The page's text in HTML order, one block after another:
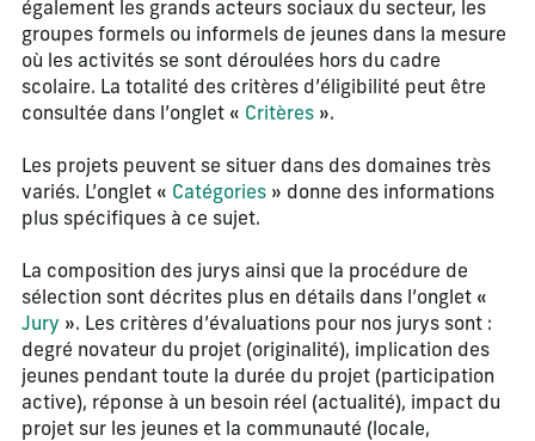
également les grands acteurs sociaux du secteur, les
groupes formels ou informels de jeunes dans la mesure
où les activités se sont déroulées hors du cadre
scolaire. La totalité des critères d’éligibilité peut être
consultée dans l’onglet « Critères».
Les projets peuvent se situer dans des domaines très
variés. L’onglet « Catégories» donne des informations
plus spécifiques à ce sujet.
La composition des jurys ainsi que la procédure de
sélection sont décrites plus en détails dans l’onglet «
Jury ». Les critères d’évaluations pour nos jurys sont :
degré novateur du projet (originalité), implication des
jeunes pendant toute la durée du projet (participation
active), réponse à un besoin réel (actualité), impact du
projet sur les jeunes et la communauté (locale,